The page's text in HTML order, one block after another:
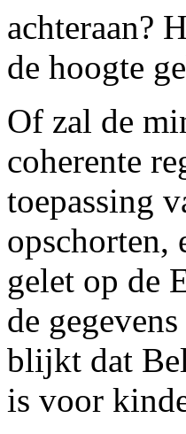
achteraan?
de hoogte
Of zal de
coherente
toepassing
opschorten,
gelet op de
de
blijkt dat
is voor